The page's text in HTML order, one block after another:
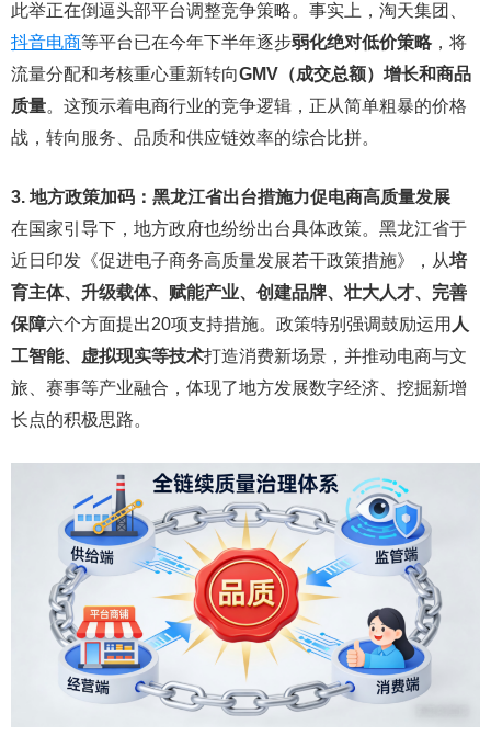
此举正在倒逼头部平台调整竞争策略。事实上，淘天集团、
抖音电商等平台已在今年下半年逐步弱化绝对低价策略，将
流量分配和考核重心重新转向GMV（成交总额）增长和商品
质量。这预示着电商行业的竞争逻辑，正从简单粗暴的价格
战，转向服务、品质和供应链效率的综合比拼。
3. 地方政策加码：黑龙江省出台措施力促电商高质量发展
在国家引导下，地方政府也纷纷出台具体政策。黑龙江省于
近日印发《促进电子商务高质量发展若干政策措施》，从培
育主体、升级载体、赋能产业、创建品牌、壮大人才、完善
保障六个方面提出20项支持措施。政策特别强调鼓励运用 人
工智能、虚拟现实等技术打造消费新场景，并推动电商与文
旅、赛事等产业融合，体现了地方发展数字经济、挖掘新增
长点的积极思路。